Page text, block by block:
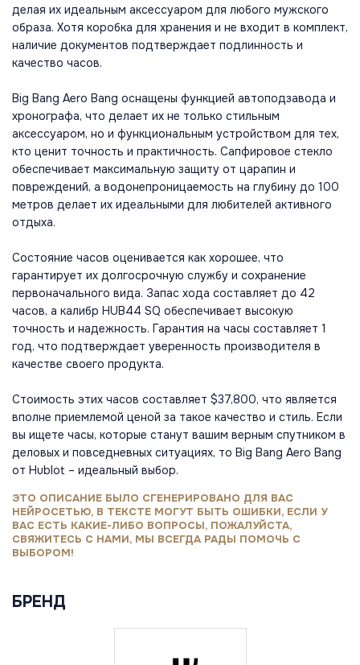
делая их идеальным аксессуаром для любого мужского
образа. Хотя коробка для хранения и не входит в комплект,
наличие документов подтверждает подлинность и
качество часов.
Big Bang Aero Bang оснащены функцией автоподзавода и
хронографа, что делает их не только стильным
аксессуаром, но и функциональным устройством для тех,
кто ценит точность и практичность. Сапфировое стекло
обеспечивает максимальную защиту от царапин и
повреждений, а водонепроницаемость на глубину до 100
метров делает их идеальными для любителей активного
отдыха.
Состояние часов оценивается как хорошее, что
гарантирует их долгосрочную службу и сохранение
первоначального вида. Запас хода составляет до 42
часов, а калибр HUB44 SQ обеспечивает высокую
точность и надежность. Гарантия на часы составляет 1
год, что подтверждает уверенность производителя в
качестве своего продукта.
Стоимость этих часов составляет $37,800, что является
вполне приемлемой ценой за такое качество и стиль. Если
вы ищете часы, которые станут вашим верным спутником в
деловых и повседневных ситуациях, то Big Bang Aero Bang
от Hublot – идеальный выбор.
ЭТО ОПИСАНИЕ БЫЛО СГЕНЕРИРОВАНО ДЛЯ ВАС
НЕЙРОСЕТЬЮ, В ТЕКСТЕ МОГУТ БЫТЬ ОШИБКИ, ЕСЛИ У
ВАС ЕСТЬ КАКИЕ-ЛИБО ВОПРОСЫ, ПОЖАЛУЙСТА,
СВЯЖИТЕСЬ С НАМИ, МЫ ВСЕГДА РАДЫ ПОМОЧЬ С
ВЫБОРОМ!
БРЕНД